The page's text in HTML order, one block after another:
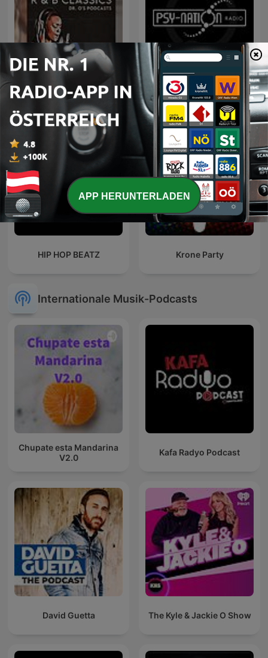
Non Stop R & B Classics Psy-Nation Radio
HIP HOP BEATZ Krone Party
Internationale Musik-Podcasts
Chupate esta Mandarina
V2.0
Kafa Radyo Podcast
David Guetta The Kyle & Jackie O Show
APP HERUNTERLADEN